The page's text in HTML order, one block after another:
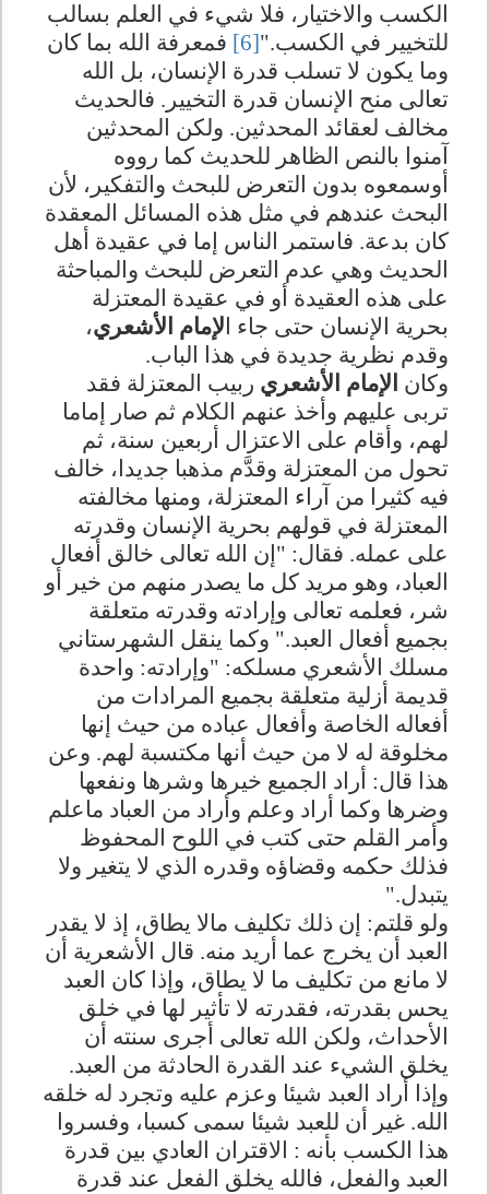
الكسب والاختيار، فلا شيء في العلم بسالب
للتخيير في الكسب."[6]
فمعرفة الله بما كان
وما يكون لا تسلب قدرة الإنسان، بل الله
تعالى منح الإنسان قدرة التخيير. فالحديث
مخالف لعقائد المحدثين. ولكن المحدثين
آمنوا بالنص الظاهر للحديث كما رووه
أوسمعوه بدون التعرض للبحث والتفكير، لأن
البحث عندهم في مثل هذه المسائل المعقدة
كان بدعة. فاستمر الناس إما في عقيدة أهل
الحديث وهي عدم التعرض للبحث والمباحثة
على هذه العقيدة أو في عقيدة المعتزلة
بحرية الإنسان حتى جاء ا لإمام الأشعري،
وقدم نظرية جديدة في هذا الباب.
وكان الإمام الأشعري ربيب المعتزلة فقد
تربى عليهم وأخذ عنهم الكلام ثم صار إماما
لهم، وأقام على الاعتزال أربعين سنة، ثم
تحول من المعتزلة وقدَّم مذهبا جديدا، خالف
فيه كثيرا من آراء المعتزلة، ومنها مخالفته
المعتزلة في قولهم بحرية الإنسان وقدرته
على عمله. فقال: "إن الله تعالى خالق أفعال
العباد، وهو مريد كل ما يصدر منهم من خير أو
شر، فعلمه تعالى وإرادته وقدرته متعلقة
بجميع أفعال العبد." وكما ينقل الشهرستاني
مسلك الأشعري مسلكه‏:‏ "وإرادته‏:‏ واحدة
قديمة أزلية متعلقة بجميع المرادات من
أفعاله الخاصة وأفعال عباده من حيث إنها
مخلوقة له لا من حيث أنها مكتسبة لهم. وعن
هذا قال‏:‏ أراد الجميع خيرها وشرها ونفعها
وضرها وكما أراد وعلم وأراد من العباد ماعلم
وأمر القلم حتى كتب في اللوح المحفوظ
فذلك حكمه وقضاؤه وقدره الذي لا يتغير ولا
يتبدل‏."
ولو قلتم: إن ذلك تكليف مالا يطاق، إذ لا يقدر
العبد أن يخرج عما أريد منه. قال الأشعرية أن
لا مانع من تكليف ما لا يطاق، وإذا كان العبد
يحس بقدرته، فقدرته لا تأثير لها في خلق
الأحداث، ولكن الله تعالى أجرى سنته أن
يخلق الشيء عند القدرة الحادثة من العبد.
وإذا أراد العبد شيئا وعزم عليه وتجرد له خلقه
الله. غير أن للعبد شيئا سمى كسبا، وفسروا
هذا الكسب بأنه : الاقتران العادي بين قدرة
العبد والفعل، فالله يخلق الفعل عند قدرة